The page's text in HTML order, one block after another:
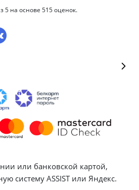
5 на основе 515оценок.
или банковской картой,
систему ASSIST или Яндекс.